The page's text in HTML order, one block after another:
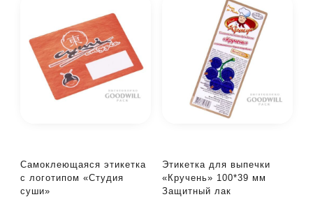
Самоклеющаяся этикетка
с логотипом «Студия
суши»
Этикетка для выпечки
«Кручень» 100*39 мм
Защитный лак